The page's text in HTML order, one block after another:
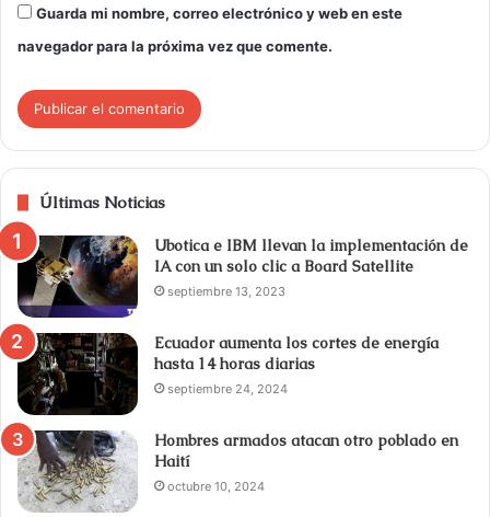
Guarda mi nombre, correo electrónico y web en este
navegador para la próxima vez que comente.
Últimas Noticias
Ubotica e IBM llevan la implementación de
IA con un solo clic a Board Satellite
septiembre 13, 2023
Ecuador aumenta los cortes de energía
hasta 14 horas diarias
septiembre 24, 2024
Hombres armados atacan otro poblado en
Haití
octubre 10, 2024